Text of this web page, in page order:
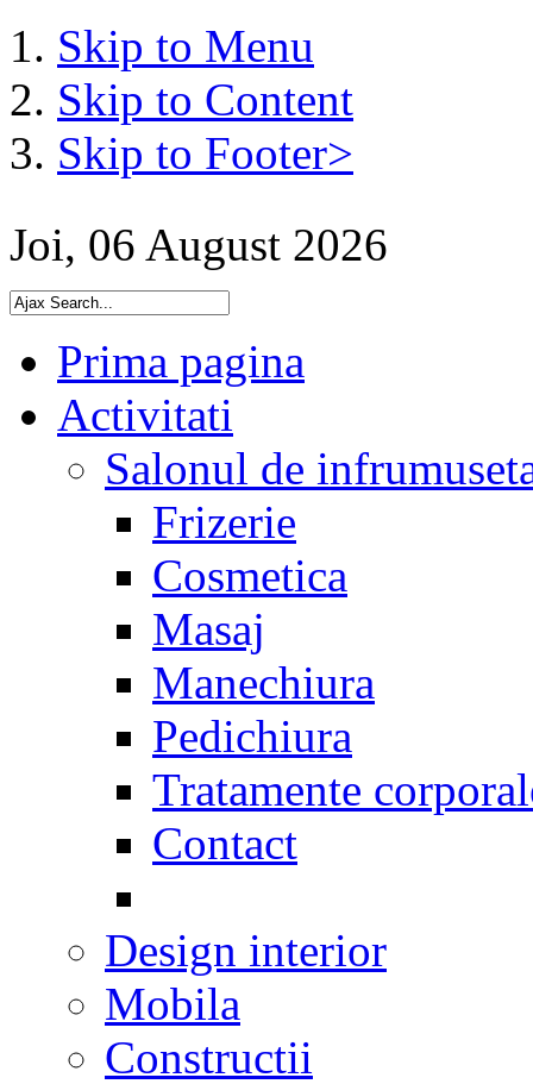
Skip to Menu
Skip to Content
Skip to Footer>
Joi, 06 August 2026
Prima pagina
Activitati
Salonul de
Frizerie
Cosmetica
Masaj
Manechiura
Pedichiura
Tratamente
Contact
Design interior
Mobila
Constructii